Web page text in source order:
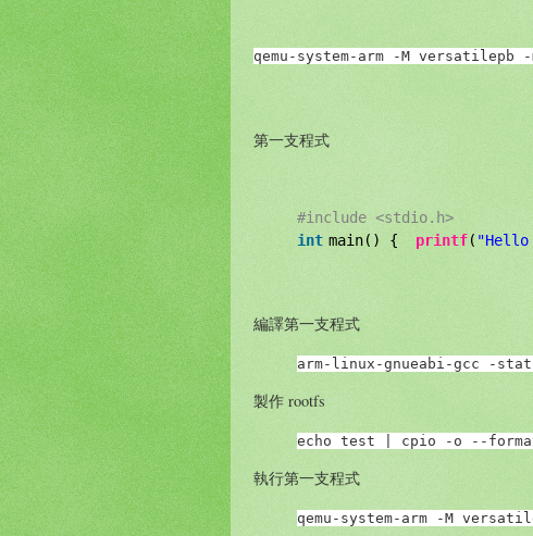
qemu-system-arm -M versatilepb
第一支程式
#include <stdio.h>
int main() { printf(
編譯第一支程式
arm-linux-gnueabi-gcc -
製作 rootfs
echo test | cpio -o --
執行第一支程式
qemu-system-arm -M